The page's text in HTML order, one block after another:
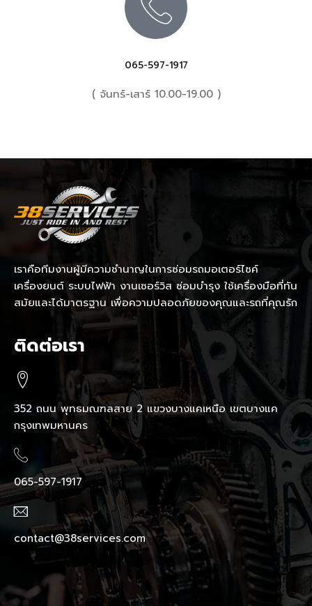
065-597-1917
( จันทร์-เสาร์ 10.00-19.00 )
เราคือทีมงานผู้มีความชำนาญในการซ่อมรถมอเตอร์ไซค์
เครื่องยนต์ ระบบไฟฟ้า งานเซอร์วิส ซ่อมบำรุง ใช้เครื่องมือที่ทัน
สมัยและได้มาตรฐาน เพื่อความปลอดภัยของคุณและรถที่คุณรัก
ติดต่อเรา
352 ถนน พุทธมณฑลสาย 2 แขวงบางแคเหนือ เขตบางแค
กรุงเทพมหานคร
065-597-1917
contact@38services.com